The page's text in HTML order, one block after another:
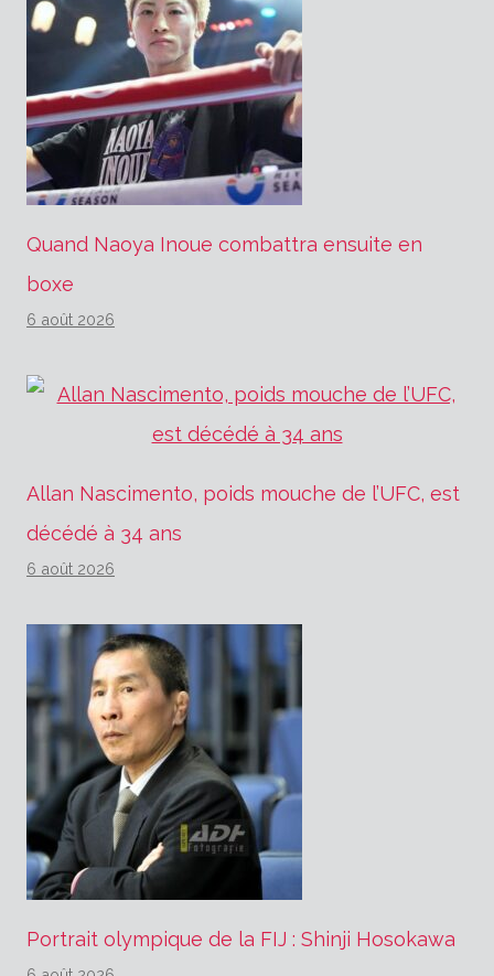
Quand Naoya Inoue combattra ensuite en
boxe
6 août 2026
Allan Nascimento, poids mouche de l’UFC, est
décédé à 34 ans
6 août 2026
Portrait olympique de la FIJ : Shinji Hosokawa